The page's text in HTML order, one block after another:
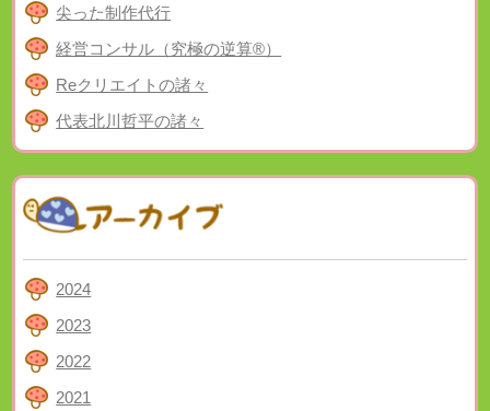
尖った制作代行
経営コンサル（究極の逆算®）
Reクリエイトの諸々
代表北川哲平の諸々
2024
2023
2022
2021